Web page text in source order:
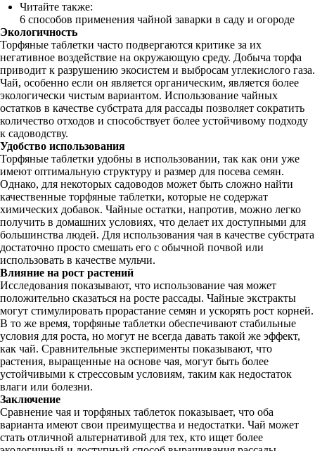
Читайте также:
6 способов применения чайной заварки в саду и огороде
Экологичность
Торфяные таблетки часто подвергаются критике за их
негативное воздействие на окружающую среду. Добыча торфа
приводит к разрушению экосистем и выбросам углекислого газа.
Чай, особенно если он является органическим, является более
экологически чистым вариантом. Использование чайных
остатков в качестве субстрата для рассады позволяет сократить
количество отходов и способствует более устойчивому подходу
к садоводству.
Удобство использования
Торфяные таблетки удобны в использовании, так как они уже
имеют оптимальную структуру и размер для посева семян.
Однако, для некоторых садоводов может быть сложно найти
качественные торфяные таблетки, которые не содержат
химических добавок. Чайные остатки, напротив, можно легко
получить в домашних условиях, что делает их доступными для
большинства людей. Для использования чая в качестве субстрата
достаточно просто смешать его с обычной почвой или
использовать в качестве мульчи.
Влияние на рост растений
Исследования показывают, что использование чая может
положительно сказаться на росте рассады. Чайные экстракты
могут стимулировать прорастание семян и ускорять рост корней.
В то же время, торфяные таблетки обеспечивают стабильные
условия для роста, но могут не всегда давать такой же эффект,
как чай. Сравнительные эксперименты показывают, что
растения, выращенные на основе чая, могут быть более
устойчивыми к стрессовым условиям, таким как недостаток
влаги или болезни.
Заключение
Сравнение чая и торфяных таблеток показывает, что оба
варианта имеют свои преимущества и недостатки. Чай может
стать отличной альтернативой для тех, кто ищет более